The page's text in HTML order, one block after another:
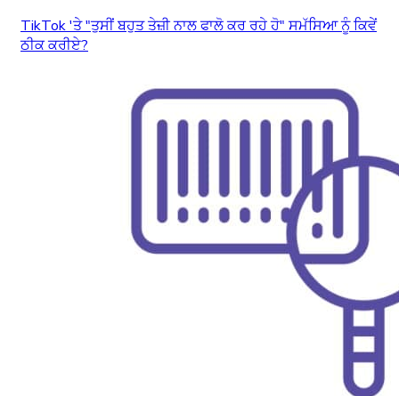
TikTok 'ਤੇ "ਤੁਸੀਂ ਬਹੁਤ ਤੇਜ਼ੀ ਨਾਲ ਫਾਲੋ ਕਰ ਰਹੇ ਹੋ" ਸਮੱਸਿਆ ਨੂੰ ਕਿਵੇਂ
ਠੀਕ ਕਰੀਏ?